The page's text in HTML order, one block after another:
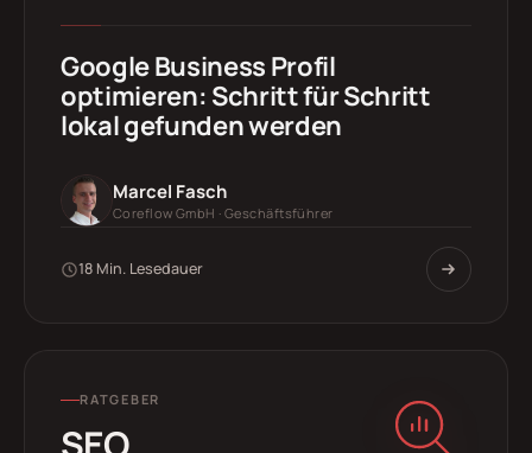
Google Business Profil
optimieren: Schritt für Schritt
lokal gefunden werden
Marcel Fasch
Coreflow GmbH · Geschäftsführer
18 Min. Lesedauer
RATGEBER